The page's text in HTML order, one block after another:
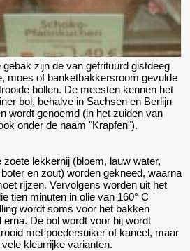
zijn de van gefrituurd gistdeeg
moes of banketbakkersroom gevulde
bollen. De meesten kennen het
bol, behalve in Sachsen en Berlijn
wordt genoemd (in het zuiden van
onder de naam "Krapfen").
lekkernij (bloem, lauw water,
en zout) worden gekneed, waarna
rijzen. Vervolgens worden uit het
tien minuten in olie van 160° C
wordt soms voor het bakken
De bol wordt voor hij wordt
met poedersuiker of kaneel, maar
kleurrijke varianten.